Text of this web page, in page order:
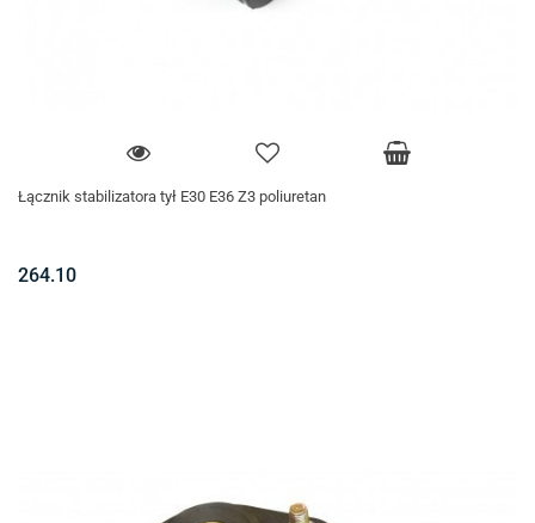
Łącznik stabilizatora tył E30 E36 Z3 poliuretan
264.10